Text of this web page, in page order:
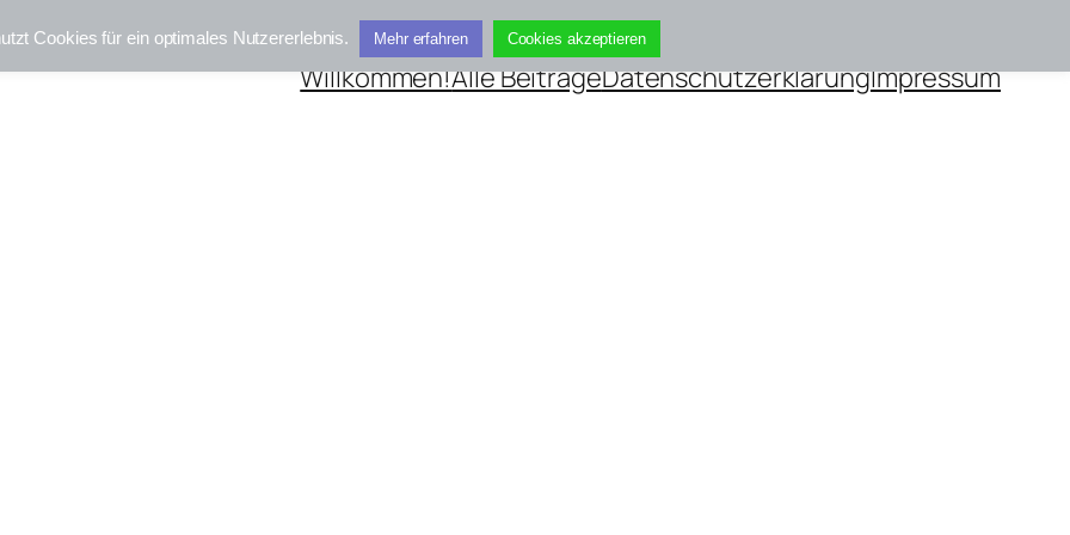
Willkommen!Alle BeiträgeDatenschutzerklärungImpressum
Cookies für ein optimales Nutzererlebnis. Mehr erfahren Cookies akzeptieren